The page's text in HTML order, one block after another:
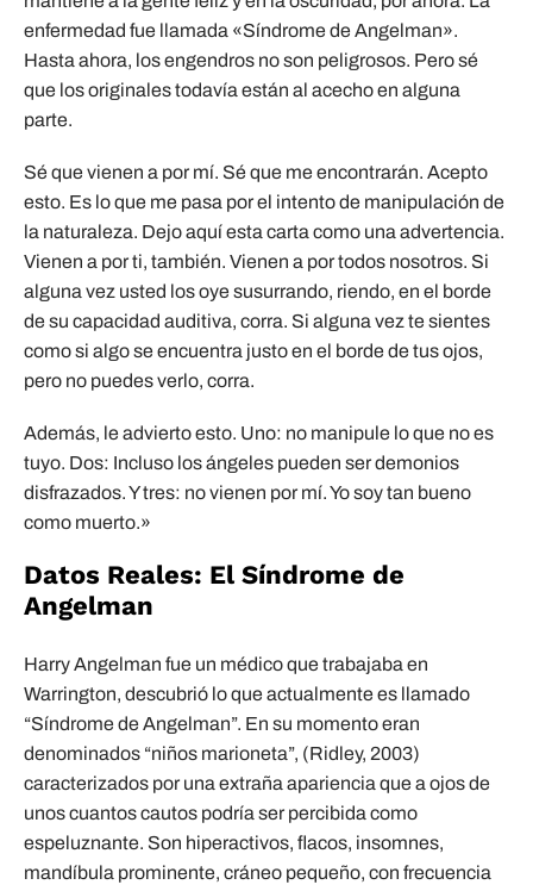
enfermedad fue llamada «Síndrome de Angelman».
Hasta ahora, los engendros no son peligrosos. Pero sé
que los originales todavía están al acecho en alguna
parte.
Sé que vienen a por mí. Sé que me encontrarán. Acepto
esto. Es lo que me pasa por el intento de manipulación de
la naturaleza. Dejo aquí esta carta como una advertencia.
Vienen a por ti, también. Vienen a por todos nosotros. Si
alguna vez usted los oye susurrando, riendo, en el borde
de su capacidad auditiva, corra. Si alguna vez te sientes
como si algo se encuentra justo en el borde de tus ojos,
pero no puedes verlo, corra.
Además, le advierto esto. Uno: no manipule lo que no es
tuyo. Dos: Incluso los ángeles pueden ser demonios
disfrazados. Y tres: no vienen por mí. Yo soy tan bueno
como muerto.»
Datos Reales: El Síndrome de
Angelman
Harry Angelman fue un médico que trabajaba en
Warrington, descubrió lo que actualmente es llamado
“Síndrome de Angelman”. En su momento eran
denominados “niños marioneta”, (Ridley, 2003)
caracterizados por una extraña apariencia que a ojos de
unos cuantos cautos podría ser percibida como
espeluznante. Son hiperactivos, flacos, insomnes,
mandíbula prominente, cráneo pequeño, con frecuencia